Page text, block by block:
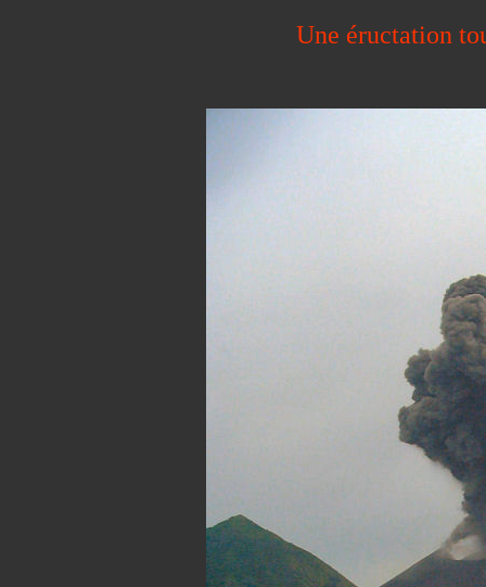
Une éructation